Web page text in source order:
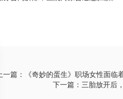
上一篇：《奇妙的蛋生》职场女性面
下一篇：三胎放开后